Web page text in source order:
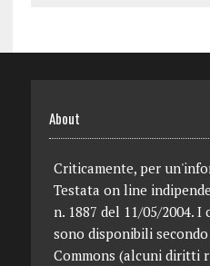
About
Criticamente, per
Testata on line
n. 1887 del 11/05/2004.
sono disponibili
Commons (alcuni diritti